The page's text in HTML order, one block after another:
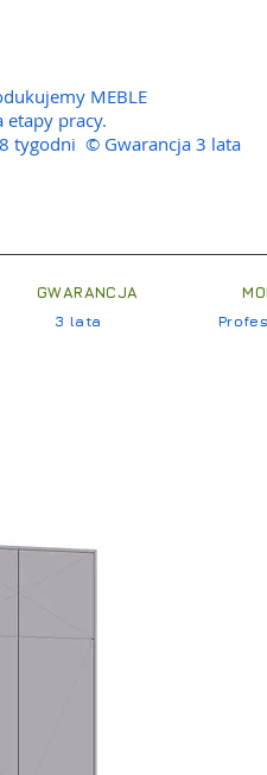
MEBLE
etapy pracy.
tygodni © Gwarancja 3 lata
GWARANCJA
3 lata